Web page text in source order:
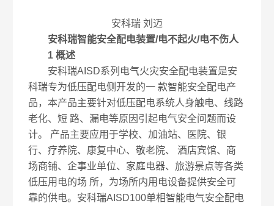
安科瑞 刘迈
安科瑞智能安全配电装置/电不起火/电不伤人
1 概述
安科瑞AISD系列电气火灾安全配电装置是安
科瑞专为低压配电侧开发的一 款智能安全配电产
品，本产品主要针对低压配电系统人身触电、线路
老化、短 路、漏电等原因引起电气安全问题而设
计。 产品主要应用于学校、加油站、医院、银
行、疗养院、康复中心、敬老院、 酒店宾馆、商
场商铺、企事业单位、家庭电器、旅游景点等各类
低压用电的场 所，为场所内用电设备提供安全可
靠的供电。安科瑞AISD100单相智能电气安全配电